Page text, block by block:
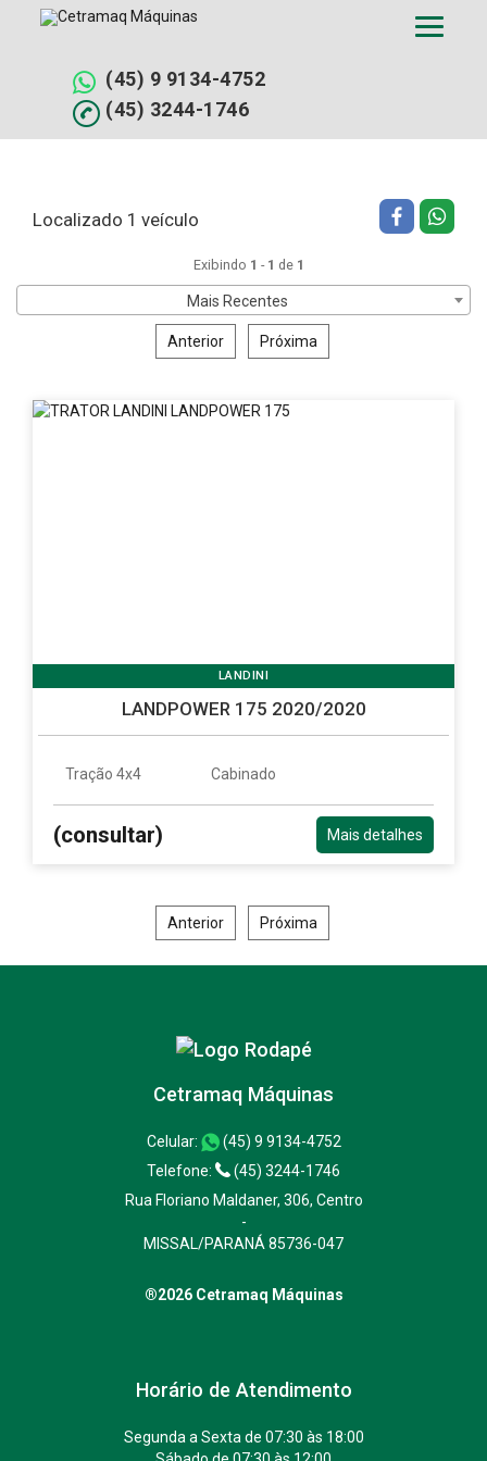
(45) 9 9134-4752
(45) 3244-1746
Filtrar busca Limpar filtros
Localizado 1 veículo
Mais Recentes
Exibindo 1 - 1 de 1
Anterior Próxima
LANDINI
LANDPOWER 175 2020/2020
Tração 4x4 Cabinado
(consultar) Mais detalhes
Anterior Próxima
Cetramaq Máquinas
Celular:
(45) 9 9134-4752
Telefone:
(45) 3244-1746
Rua Floriano Maldaner, 306, Centro
-
MISSAL/PARANÁ 85736-047
®2026 Cetramaq Máquinas
Horário de Atendimento
Segunda a Sexta de 07:30 às 18:00